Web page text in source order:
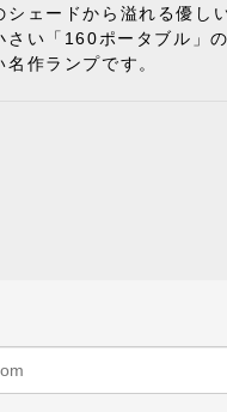
ェードから溢れる優し
い「160ポータブル」
作ランプです。
ットロープ セサミ［カ